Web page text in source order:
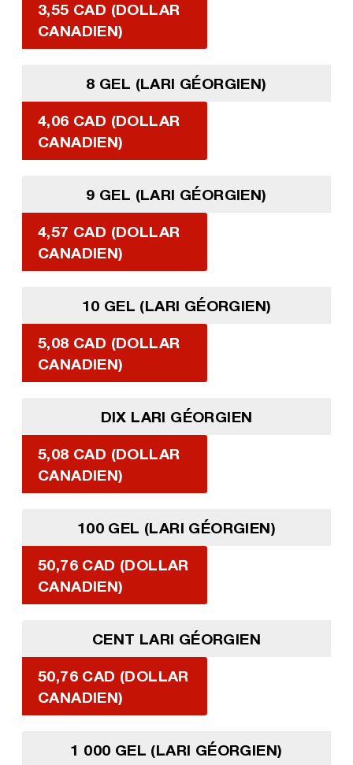
3,55 CAD (DOLLAR
CANADIEN)
8 GEL (LARI GÉORGIEN)
4,06 CAD (DOLLAR
CANADIEN)
9 GEL (LARI GÉORGIEN)
4,57 CAD (DOLLAR
CANADIEN)
10 GEL (LARI GÉORGIEN)
5,08 CAD (DOLLAR
CANADIEN)
DIX LARI GÉORGIEN
5,08 CAD (DOLLAR
CANADIEN)
100 GEL (LARI GÉORGIEN)
50,76 CAD (DOLLAR
CANADIEN)
CENT LARI GÉORGIEN
50,76 CAD (DOLLAR
CANADIEN)
1 000 GEL (LARI GÉORGIEN)